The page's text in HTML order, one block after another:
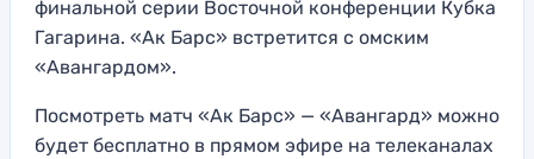
финальной серии Восточной конференции Кубка
Гагарина. «Ак Барс» встретится с омским
«Авангардом».
Посмотреть матч «Ак Барс» — «Авангард» можно
будет бесплатно в прямом эфире на телеканалах